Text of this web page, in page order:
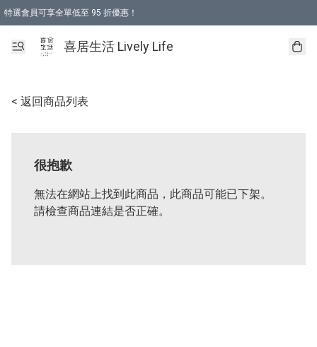
特選會員可享全單低至 95 折優惠！
購物折後滿$600免運費優惠 (減價貨品除外）
購物折後滿$320 即可免費於「順豐站」或「順豐智能櫃」自提點取貨 （冷凍食品
喜居生活 Lively Life
< 返回商品列表
很抱歉
無法在網站上找到此商品，此商品可能已下架。
請檢查商品連結是否正確。